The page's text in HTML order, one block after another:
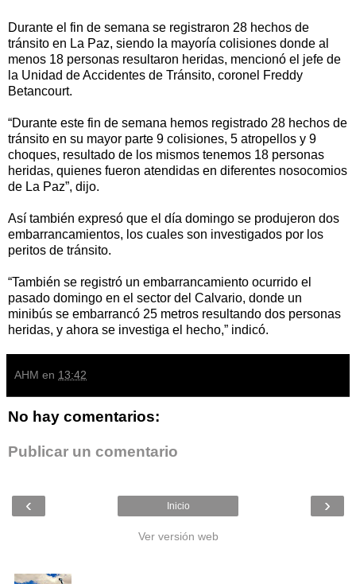
Durante el fin de semana se registraron 28 hechos de
tránsito en La Paz, siendo la mayoría colisiones donde al
menos 18 personas resultaron heridas, mencionó el jefe de
la Unidad de Accidentes de Tránsito, coronel Freddy
Betancourt.
“Durante este fin de semana hemos registrado 28 hechos de
tránsito en su mayor parte 9 colisiones, 5 atropellos y 9
choques, resultado de los mismos tenemos 18 personas
heridas, quienes fueron atendidas en diferentes nosocomios
de La Paz”, dijo.
Así también expresó que el día domingo se produjeron dos
embarrancamientos, los cuales son investigados por los
peritos de tránsito.
“También se registró un embarrancamiento ocurrido el
pasado domingo en el sector del Calvario, donde un
minibús se embarrancó 25 metros resultando dos personas
heridas, y ahora se investiga el hecho,” indicó.
AHM en 13:42
No hay comentarios:
Publicar un comentario
‹ ›
Inicio
Ver versión web